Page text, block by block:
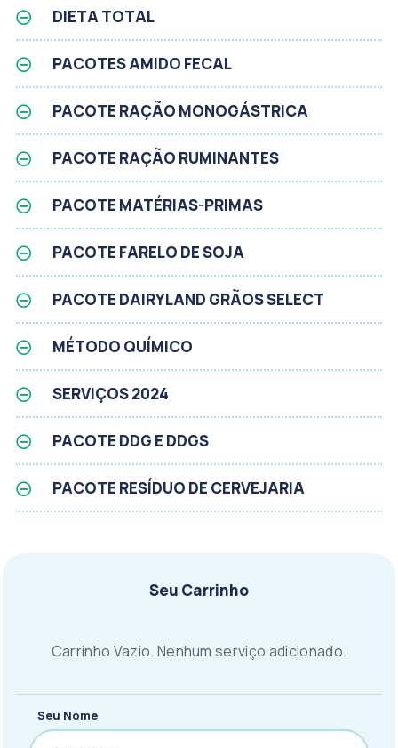
DIETA TOTAL
PACOTES AMIDO FECAL
PACOTE RAÇÃO MONOGÁSTRICA
PACOTE RAÇÃO RUMINANTES
PACOTE MATÉRIAS-PRIMAS
PACOTE FARELO DE SOJA
PACOTE DAIRYLAND GRÃOS SELECT
MÉTODO QUÍMICO
SERVIÇOS 2024
PACOTE DDG E DDGS
PACOTE RESÍDUO DE CERVEJARIA
Seu Carrinho
Carrinho Vazio. Nenhum serviço adicionado.
Seu Nome